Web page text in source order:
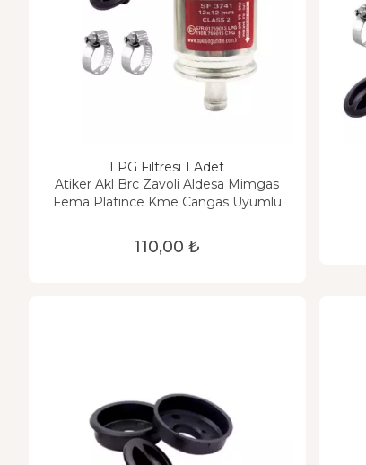
LPG Filtresi 1 Adet
Atiker Akl Brc Zavoli Aldesa Mimgas
Fema Platince Kme Cangas Uyumlu
110,00 ₺